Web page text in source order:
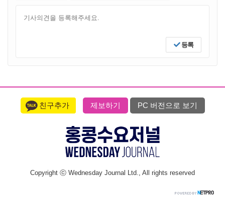
등록
친구추가 제보하기 PC 버전으로 보기
Copyright ⓒ Wednesday Journal Ltd., All rights reserved